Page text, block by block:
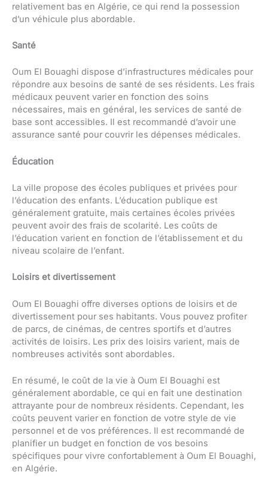
relativement bas en Algérie, ce qui rend la possession
d’un véhicule plus abordable.
Santé
Oum El Bouaghi dispose d’infrastructures médicales pour
répondre aux besoins de santé de ses résidents. Les frais
médicaux peuvent varier en fonction des soins
nécessaires, mais en général, les services de santé de
base sont accessibles. Il est recommandé d’avoir une
assurance santé pour couvrir les dépenses médicales.
Éducation
La ville propose des écoles publiques et privées pour
l’éducation des enfants. L’éducation publique est
généralement gratuite, mais certaines écoles privées
peuvent avoir des frais de scolarité. Les coûts de
l’éducation varient en fonction de l’établissement et du
niveau scolaire de l’enfant.
Loisirs et divertissement
Oum El Bouaghi offre diverses options de loisirs et de
divertissement pour ses habitants. Vous pouvez profiter
de parcs, de cinémas, de centres sportifs et d’autres
activités de loisirs. Les prix des loisirs varient, mais de
nombreuses activités sont abordables.
En résumé, le coût de la vie à Oum El Bouaghi est
généralement abordable, ce qui en fait une destination
attrayante pour de nombreux résidents. Cependant, les
coûts peuvent varier en fonction de votre style de vie
personnel et de vos préférences. Il est recommandé de
planifier un budget en fonction de vos besoins
spécifiques pour vivre confortablement à Oum El Bouaghi,
en Algérie.